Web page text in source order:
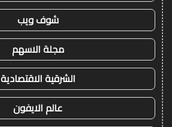
شوف ويب
مجلة الاسهم
الشرقية الاقتصادية
عالم الايفون